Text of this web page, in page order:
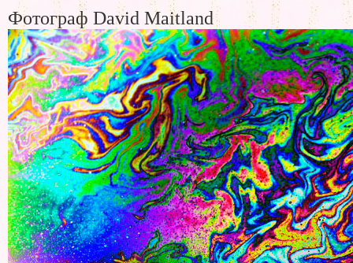
Фотограф David Maitland